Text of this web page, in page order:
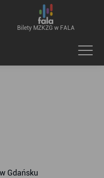
Bilety MZKZG w FALA
Gdańsku